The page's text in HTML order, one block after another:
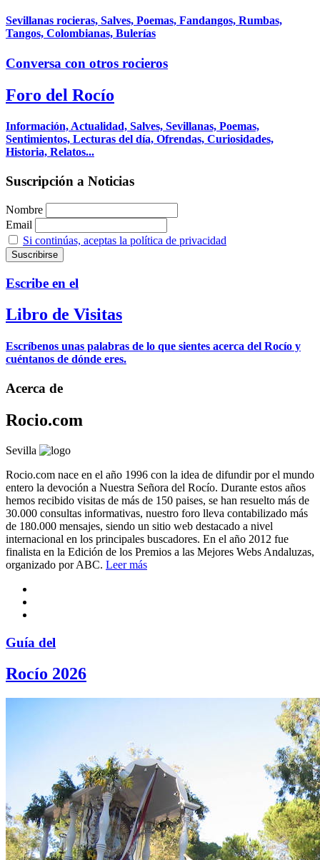
Sevillanas rocieras, Salves, Poemas, Fandangos, Rumbas,
Tangos, Colombianas, Bulerías
Conversa con otros rocieros
Foro del Rocío
Información, Actualidad, Salves, Sevillanas, Poemas,
Sentimientos, Lecturas del día, Ofrendas, Curiosidades,
Historia, Relatos...
Suscripción a Noticias
Nombre
Email
Si continúas, aceptas la política de privacidad
Escribe en el
Libro de Visitas
Escríbenos unas palabras de lo que sientes acerca del Rocío y
cuéntanos de dónde eres.
Acerca de
Rocio.com
Sevilla
Rocio.com nace en el año 1996 con la idea de difundir por el mundo
entero la devoción a Nuestra Señora del Rocío. Durante estos años
hemos recibido visitas de más de 150 paises, se han resuelto más de
30.000 consultas informativas, nuestro foro lleva contabilizado más
de 180.000 mensajes, siendo un sitio web destacado a nivel
internacional en los principales buscadores. En el año 2012 fue
finalista en la Edición de los Premios a las Mejores Webs Andaluzas,
organizado por ABC. Leer más
Guía del
Rocío 2026